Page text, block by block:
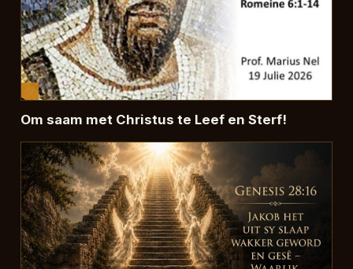
Om saam met Christus te Leef en Sterf!